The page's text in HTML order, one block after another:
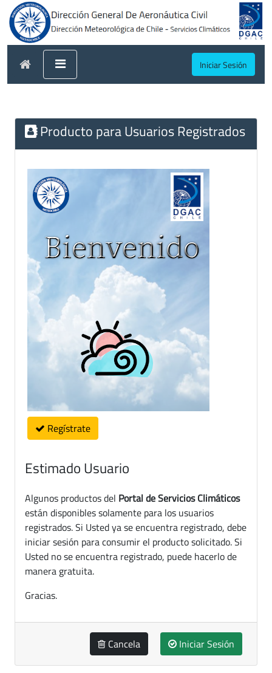
Iniciar Sesión
Producto para Usuarios Registrados
Regístrate
Estimado Usuario
Algunos productos del Portal de Servicios Climáticos
están disponibles solamente para los usuarios
registrados. Si Usted ya se encuentra registrado, debe
iniciar sesión para consumir el producto solicitado. Si
Usted no se encuentra registrado, puede hacerlo de
manera gratuita.
Gracias.
Cancela Iniciar Sesión